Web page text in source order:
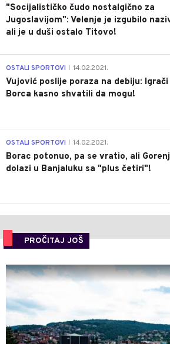
"Socijalističko čudo nostalgično za
Jugoslavijom": Velenje je izgubilo
ali je u duši ostalo Titovo!
OSTALI SPORTOVI 14.02.2021.
Vujović poslije poraza na debiju: Igrači
Borca kasno shvatili da mogu!
OSTALI SPORTOVI 14.02.2021.
Borac potonuo, pa se vratio, ali
dolazi u Banjaluku sa "plus četiri"!
PROČITAJ JOŠ